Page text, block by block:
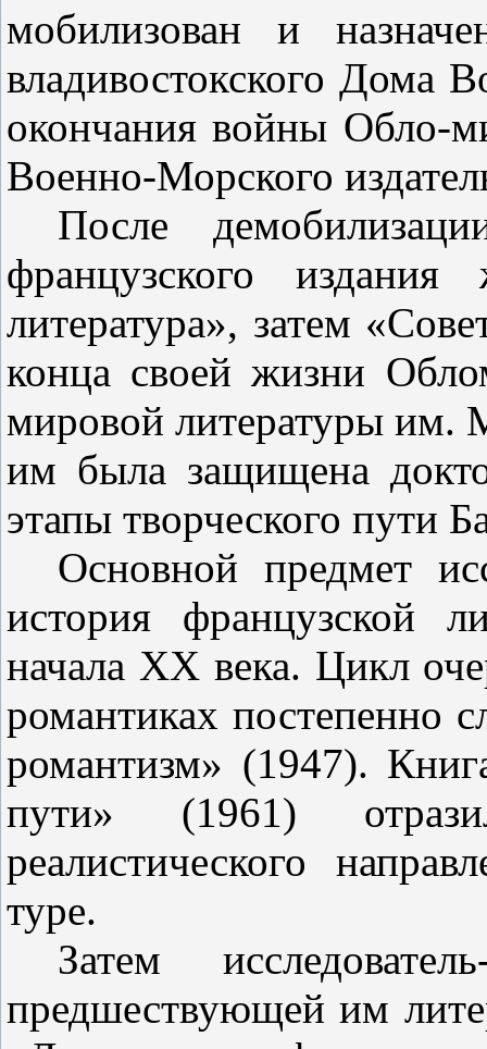
мобили­зован и
владивостокского Дома
окончания войны Обло-
Военно-Морского
После
француз­ского издания
литература», за­тем
конца своей жизни
мировой литературы
им была защищена
этапы творческого пути
Основной предмет
история французской
начала XX века. Цикл
романтиках постепенно
романтизм» (1947).
пути» (1961)
реалистического
туре.
Затем
предшествую­щей им